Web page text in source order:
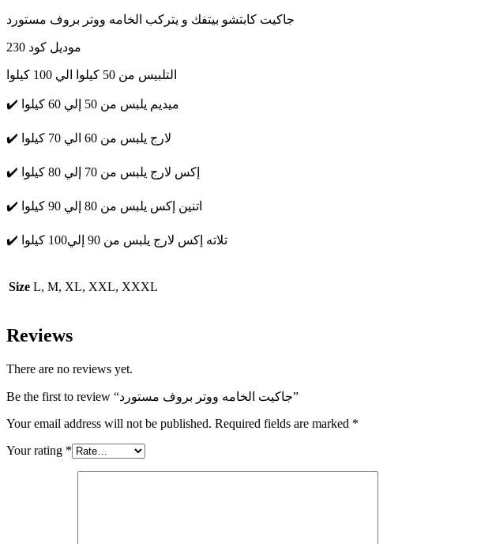
جاكيت كابتشو بيتفك و يتركب الخامه ووتر بروف مستورد
موديل كود 230
التلبيس من 50 كيلوا الي 100 كيلوا
✔️ ميديم يلبس من 50 إلي 60 كيلوا
✔️ لارج يلبس من 60 الي 70 كيلوا
✔️ إكس لارج يلبس من 70 إلي 80 كيلوا
✔️ اتنين إكس يلبس من 80 إلي 90 كيلوا
✔️ تلاته إكس لارج يلبس من 90 إلي100 كيلوا
Size L, M, XL, XXL, XXXL
Reviews
There are no reviews yet.
Be the first to review “جاكيت الخامه ووتر بروف مستورد”
Your email address will not be published. Required fields are marked *
Your rating *